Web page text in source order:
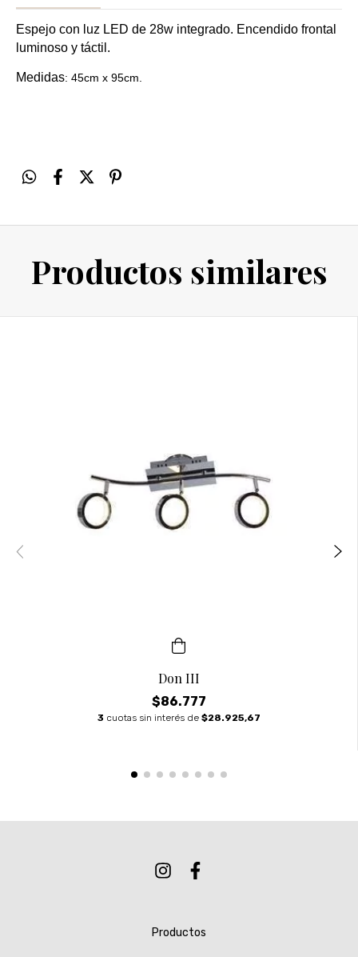
Espejo con luz LED de 28w integrado. Encendido frontal
luminoso y táctil.
Medidas: 45cm x 95cm.
Productos similares
Don III
$86.777
3 cuotas sin interés de $28.925,67
Productos